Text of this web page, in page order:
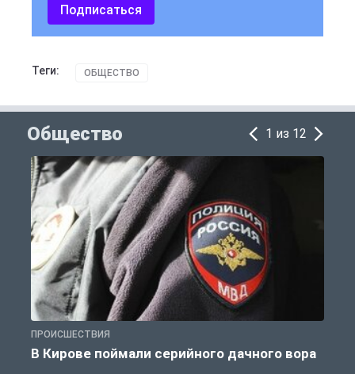
Подписаться
Теги: ОБЩЕСТВО
Общество 1 из 12
ПРОИСШЕСТВИЯ
В Кирове поймали серийного дачного вора